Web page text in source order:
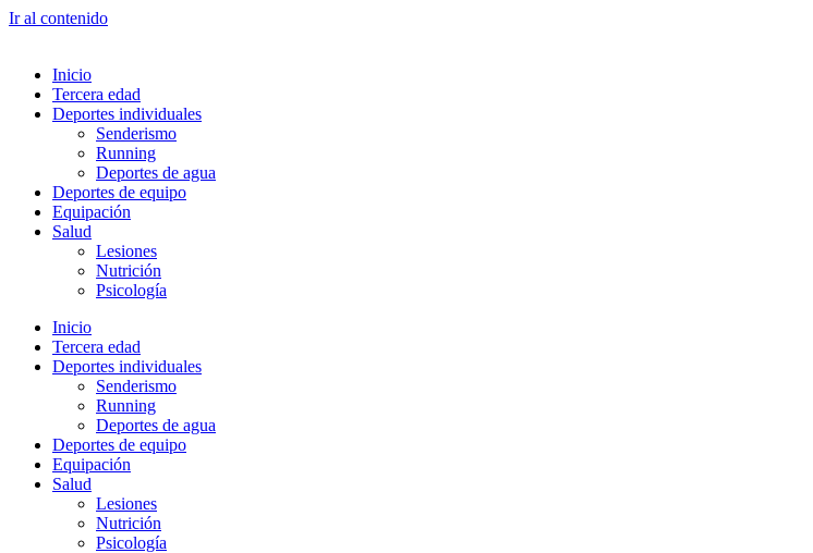
Ir al contenido
Inicio
Tercera edad
Deportes individuales
Senderismo
Running
Deportes de agua
Deportes de equipo
Equipación
Salud
Lesiones
Nutrición
Psicología
Inicio
Tercera edad
Deportes individuales
Senderismo
Running
Deportes de agua
Deportes de equipo
Equipación
Salud
Lesiones
Nutrición
Psicología